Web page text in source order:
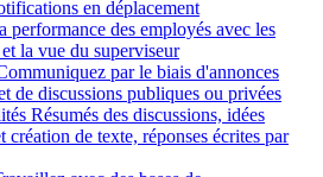
en déplacement
performance des employés avec les
la vue du superviseur
par le biais d'annonces
de discussions publiques ou privées
Résumés des discussions, idées
de texte, réponses écrites par